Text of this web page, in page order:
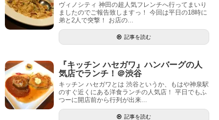
ヴィノシティ 神田の超人気フレンチへ行ってまいり
ましたのでご報告致しますっ！ 今回は平日の18時に
弟と2人で突撃！ お店の...
記事を読む
『キッチン ハセガワ』ハンバーグの人
気店でランチ！＠渋谷
キッチン ハセガワとは 渋谷というか、もはや神泉駅
のすぐ近くにある洋食ランチの人気店！ 平日でもふ
つーに開店前から行列が出来...
記事を読む